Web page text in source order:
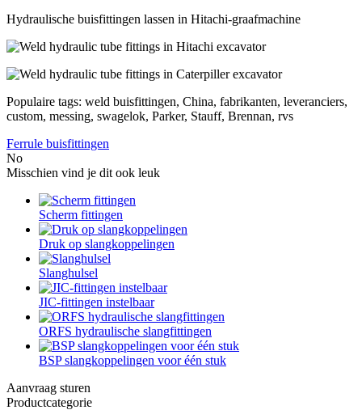
Hydraulische buisfittingen lassen in Hitachi-graafmachine
Populaire tags: weld buisfittingen, China, fabrikanten, leveranciers,
custom, messing, swagelok, Parker, Stauff, Brennan, rvs
Ferrule buisfittingen
No
Misschien vind je dit ook leuk
Scherm fittingen
Druk op slangkoppelingen
Slanghulsel
JIC-fittingen instelbaar
ORFS hydraulische slangfittingen
BSP slangkoppelingen voor één stuk
Aanvraag sturen
Productcategorie